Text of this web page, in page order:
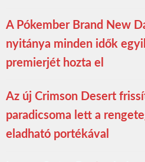
A Pókember Brand New
nyitánya minden idők
premierjét hozta el
Az új Crimson Desert
paradicsoma lett a
eladható portékával